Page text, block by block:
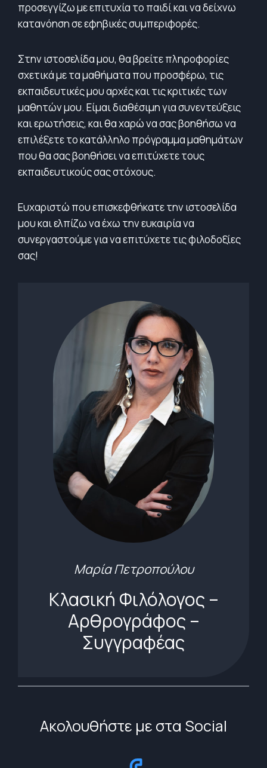
προσεγγίζω με επιτυχία το παιδί και να δείχνω
κατανόηση σε εφηβικές συμπεριφορές.
Στην ιστοσελίδα μου, θα βρείτε πληροφορίες
σχετικά με τα μαθήματα που προσφέρω, τις
εκπαιδευτικές μου αρχές και τις κριτικές των
μαθητών μου. Είμαι διαθέσιμη για συνεντεύξεις
και ερωτήσεις, και θα χαρώ να σας βοηθήσω να
επιλέξετε το κατάλληλο πρόγραμμα μαθημάτων
που θα σας βοηθήσει να επιτύχετε τους
εκπαιδευτικούς σας στόχους.
Ευχαριστώ που επισκεφθήκατε την ιστοσελίδα
μου και ελπίζω να έχω την ευκαιρία να
συνεργαστούμε για να επιτύχετε τις φιλοδοξίες
σας!
Μαρία Πετροπούλου
Κλασική Φιλόλογος –
Αρθρογράφος –
Συγγραφέας
Ακολουθήστε με στα Social